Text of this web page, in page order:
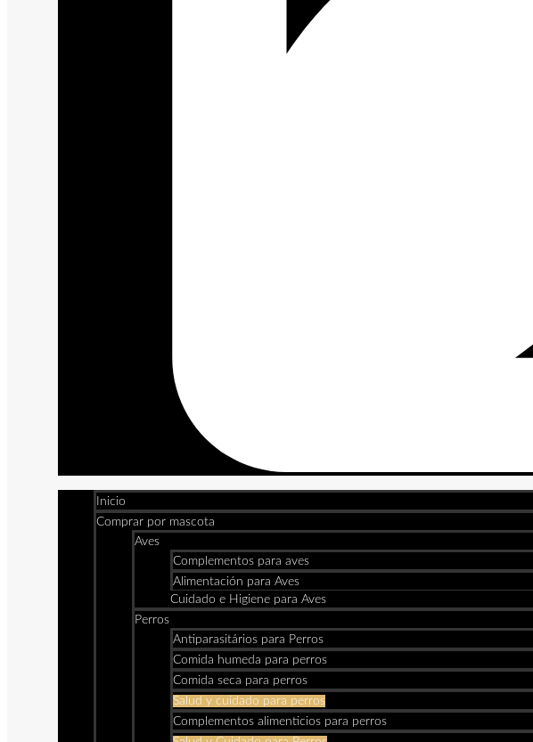
Inicio
Comprar por mascota
Aves
Complementos para aves
Alimentación para Aves
Cuidado e Higiene para Aves
Perros
Antiparasitários para Perros
Comida humeda para perros
Comida seca para perros
Salud y cuidado para perros
Complementos alimenticios para perros